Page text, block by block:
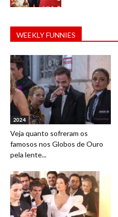
WEEKLY FUNNIES
2024
Veja quanto sofreram os
famosos nos Globos de Ouro
pela lente...